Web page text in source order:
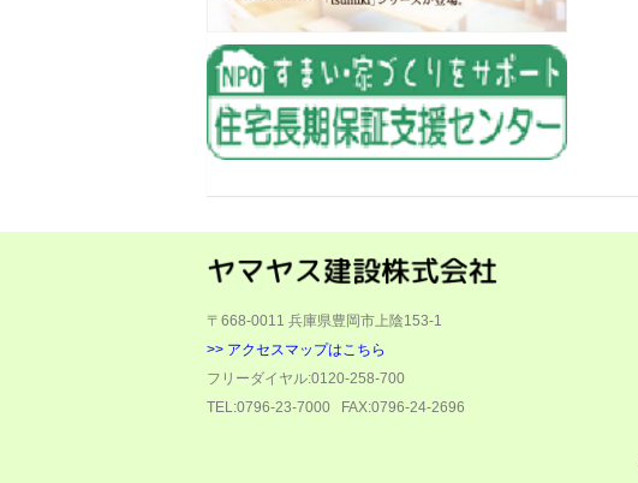
〒668-0011 兵庫県豊岡市上陰153-1
>> アクセスマップはこちら
フリーダイヤル:0120-258-700
TEL:0796-23-7000
FAX:0796-24-2696